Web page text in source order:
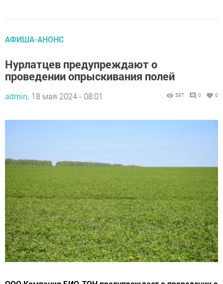
АФИША-АНОНС
Нурлатцев предупреждают о
проведении опрыскивания полей
admin, 18 мая 2024 - 08:01 587 0 0